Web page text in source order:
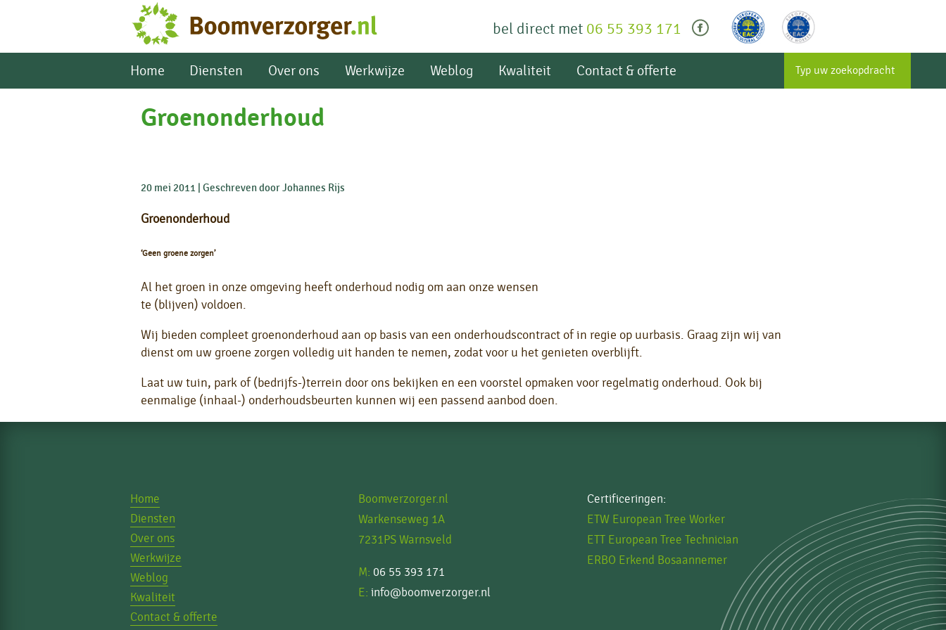
bel direct met 06 55 393 171
facebook
Home Diensten Over ons Werkwijze Weblog Kwaliteit Contact & offerte
Groenonderhoud
20 mei 2011 Geschreven door Johannes Rijs
Groenonderhoud
‘Geen groene zorgen’
Al het groen in onze omgeving heeft onderhoud nodig om aan onze wensen
te (blijven) voldoen.
Wij bieden compleet groenonderhoud aan op basis van een onderhoudscontract of in regie op uurbasis. Graag zijn wij van
dienst om uw groene zorgen volledig uit handen te nemen, zodat voor u het genieten overblijft.
Laat uw tuin, park of (bedrijfs-)terrein door ons bekijken en een voorstel opmaken voor regelmatig onderhoud. Ook bij
eenmalige (inhaal-) onderhoudsbeurten kunnen wij een passend aanbod doen.
Home
Diensten
Over ons
Werkwijze
Weblog
Kwaliteit
Contact & offerte
Boomverzorger.nl
Warkenseweg 1A
7231PS Warnsveld
M: 06 55 393 171
E:info@boomverzorger.nl
Certificeringen:
ETW European Tree Worker
ETT European Tree Technician
ERBO Erkend Bosaannemer